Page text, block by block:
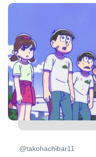
@takohachibar11